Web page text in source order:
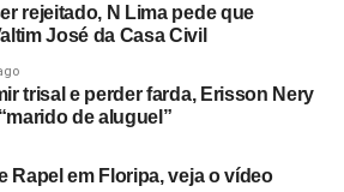
rejeitado, N Lima pede que
José da Casa Civil
trisal e perder farda, Erisson Nery
de aluguel”
Rapel em Floripa, veja o vídeo